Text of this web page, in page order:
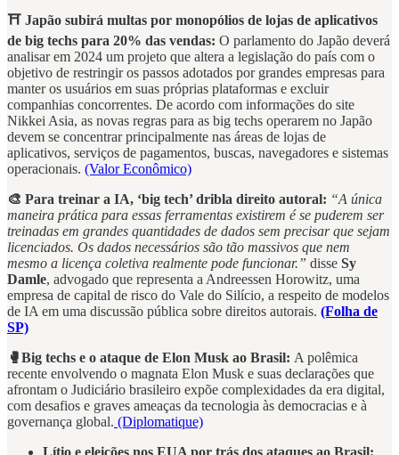
⛩️ Japão subirá multas por monopólios de lojas de aplicativos
de big techs para 20% das vendas: O parlamento do Japão deverá
analisar em 2024 um projeto que altera a legislação do país com o
objetivo de restringir os passos adotados por grandes empresas para
manter os usuários em suas próprias plataformas e excluir
companhias concorrentes. De acordo com informações do site
Nikkei Asia, as novas regras para as big techs operarem no Japão
devem se concentrar principalmente nas áreas de lojas de
aplicativos, serviços de pagamentos, buscas, navegadores e sistemas
operacionais. (Valor Econômico)
🎨 Para treinar a IA, ‘big tech’ dribla direito autoral: “A única
maneira prática para essas ferramentas existirem é se puderem ser
treinadas em grandes quantidades de dados sem precisar que sejam
licenciados. Os dados necessários são tão massivos que nem
mesmo a licença coletiva realmente pode funcionar.” disse Sy
Damle, advogado que representa a Andreessen Horowitz, uma
empresa de capital de risco do Vale do Silício, a respeito de modelos
de IA em uma discussão pública sobre direitos autorais. (Folha de
SP)
🥊Big techs e o ataque de Elon Musk ao Brasil: A polêmica
recente envolvendo o magnata Elon Musk e suas declarações que
afrontam o Judiciário brasileiro expõe complexidades da era digital,
com desafios e graves ameaças da tecnologia às democracias e à
governança global. (Diplomatique)